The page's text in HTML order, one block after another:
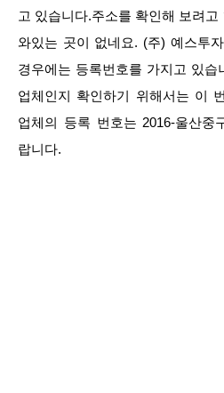
고 있습니다.주소를 확인해 보려
와있는 곳이 없네요. (주) 예스투
경우에는 등록번호를 가지고 있습
업체인지 확인하기 위해서는 이
업체의 등록 번호는 2016-울산중
랍니다.